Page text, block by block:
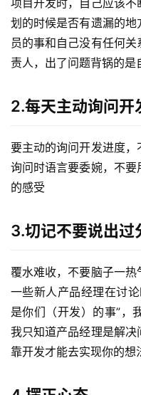
项目开发时，自己应该
划的时候是否有遗漏的
员的事和自己没有任何
责人，出了问题背锅的是
2.每天主动询问开
要主动的询问开发进度，
询问时语言要委婉，不
的感受
3.切记不要说出过
覆水难收，不要脑子一
一些新人产品经理在讨
是你们（开发）的事”，
我只知道产品经理是解
靠开发才能去实现你的想